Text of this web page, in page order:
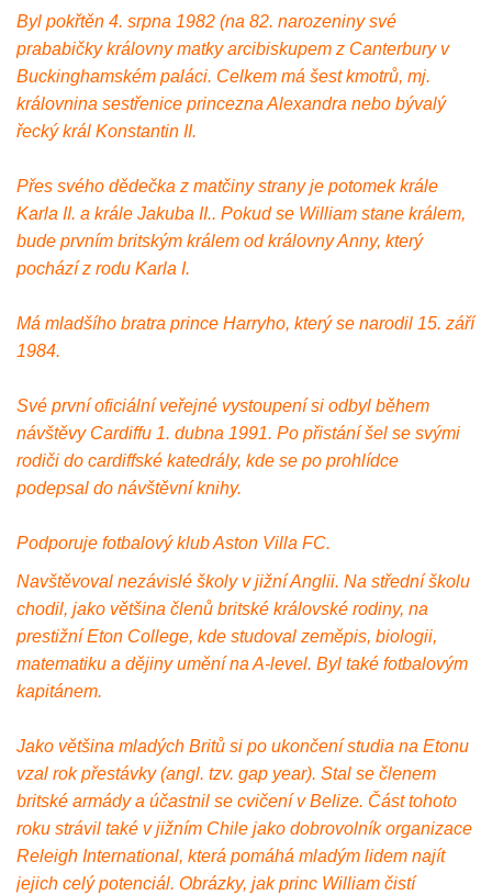
Byl pokřtěn 4. srpna 1982 (na 82. narozeniny své
prababičky královny matky arcibiskupem z Canterbury v
Buckinghamském paláci. Celkem má šest kmotrů, mj.
královnina sestřenice princezna Alexandra nebo bývalý
řecký král Konstantin II.
Přes svého dědečka z matčiny strany je potomek krále
Karla II. a krále Jakuba II.. Pokud se William stane králem,
bude prvním britským králem od královny Anny, který
pochází z rodu Karla I.
Má mladšího bratra prince Harryho, který se narodil 15. září
1984.
Své první oficiální veřejné vystoupení si odbyl během
návštěvy Cardiffu 1. dubna 1991. Po přistání šel se svými
rodiči do cardiffské katedrály, kde se po prohlídce
podepsal do návštěvní knihy.
Podporuje fotbalový klub Aston Villa FC.
Navštěvoval nezávislé školy v jižní Anglii. Na střední školu
chodil, jako většina členů britské královské rodiny, na
prestižní Eton College, kde studoval zeměpis, biologii,
matematiku a dějiny umění na A-level. Byl také fotbalovým
kapitánem.
Jako většina mladých Britů si po ukončení studia na Etonu
vzal rok přestávky (angl. tzv. gap year). Stal se členem
britské armády a účastnil se cvičení v Belize. Část tohoto
roku strávil také v jižním Chile jako dobrovolník organizace
Releigh International, která pomáhá mladým lidem najít
jejich celý potenciál. Obrázky, jak princ William čistí